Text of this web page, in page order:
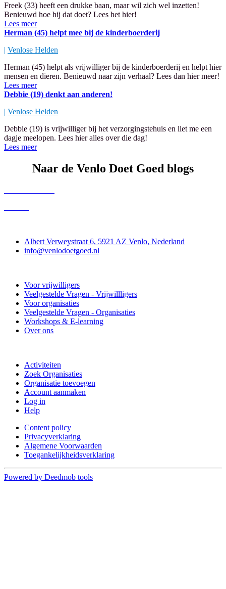
Freek (33) heeft een drukke baan, maar wil zich wel inzetten!
Benieuwd hoe hij dat doet? Lees het hier!
Lees meer
Herman (45) helpt mee bij de kinderboerderij
| Venlose Helden
Herman (45) helpt als vrijwilliger bij de kinderboerderij en helpt hier
mensen en dieren. Benieuwd naar zijn verhaal? Lees dan hier meer!
Lees meer
Debbie (19) denkt aan anderen!
| Venlose Helden
Debbie (19) is vrijwilliger bij het verzorgingstehuis en liet me een
dagje meelopen. Lees hier alles over die dag!
Lees meer
Naar de Venlo Doet Goed blogs
Albert Verweystraat 6, 5921 AZ Venlo, Nederland
info@venlodoetgoed.nl
Voor vrijwilligers
Veelgestelde Vragen - Vrijwillligers
Voor organisaties
Veelgestelde Vragen - Organisaties
Workshops & E-learning
Over ons
Activiteiten
Zoek Organisaties
Organisatie toevoegen
Account aanmaken
Log in
Help
Content policy
Privacyverklaring
Algemene Voorwaarden
Toegankelijkheidsverklaring
Powered by Deedmob tools